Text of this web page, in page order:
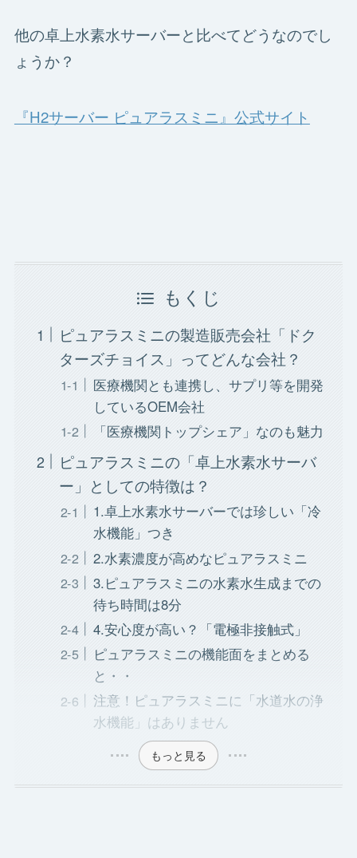
他の卓上水素水サーバーと比べてどうなのでし
ょうか？
『H2サーバー ピュアラスミニ』公式サイト
もくじ
ピュアラスミニの製造販売会社「ドク
ターズチョイス」ってどんな会社？
医療機関とも連携し、サプリ等を開発
しているOEM会社
「医療機関トップシェア」なのも魅力
ピュアラスミニの「卓上水素水サーバ
ー」としての特徴は？
1.卓上水素水サーバーでは珍しい「冷
水機能」つき
2.水素濃度が高めなピュアラスミニ
3.ピュアラスミニの水素水生成までの
待ち時間は8分
4.安心度が高い？「電極非接触式」
ピュアラスミニの機能面をまとめる
と・・
注意！ピュアラスミニに「水道水の浄
水機能」はありません
もっと見る